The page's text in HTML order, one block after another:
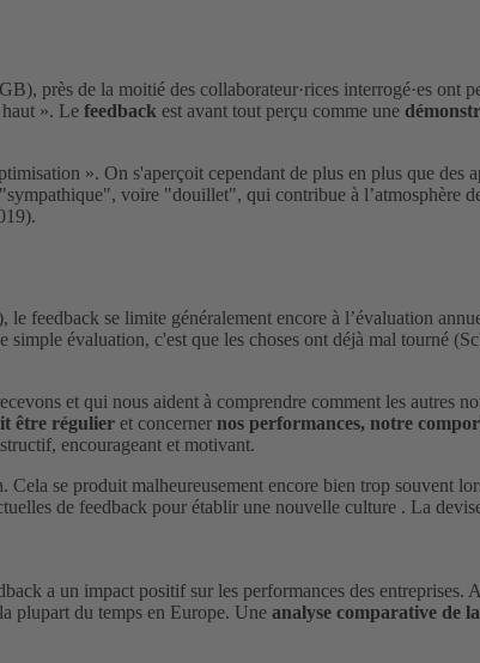
près de la moitié des collaborateur·rices interrogé·es ont
haut ». Le feedback est avant tout perçu comme une
». On s'aperçoit cependant de plus en plus que
voire "douillet", qui contribue à l’atmosphère
feedback se limite généralement encore à l’évaluation
évaluation, c'est que les choses ont déjà mal tourné
et qui nous aident à comprendre comment les autres
être régulier et concerner nos performances, notre
encourageant et motivant.
se produit malheureusement encore bien trop souvent
de feedback pour établir une nouvelle culture . La
a un impact positif sur les performances des entreprises.
plupart du temps en Europe. Une analyse comparative de